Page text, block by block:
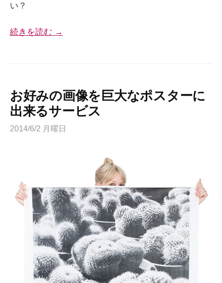
い？
続きを読む →
お好みの画像を巨大なポスターに
出来るサービス
2014/6/2 月曜日